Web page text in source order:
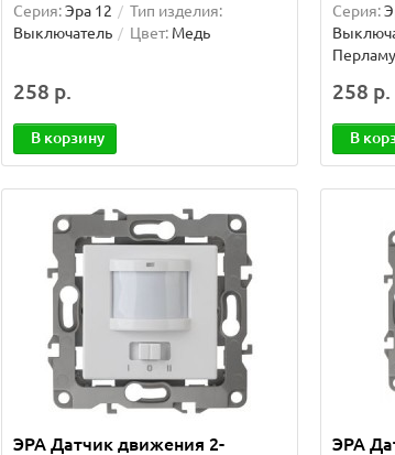
Серия:Эра 12
Тип изделия:
Выключатель
Цвет: Медь
258 р.
В корзину
Серия:
258 р.
В
ЭРА Датчик движения 2-
ЭРА